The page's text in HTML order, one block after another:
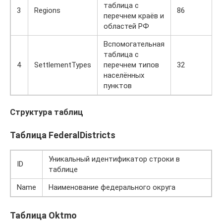
3 Regions
таблица с
перечнем краёв и
областей РФ
86
4 SettlementTypes
Вспомогательная
таблица с
перечнем типов
населённых
пунктов
32
Структура таблиц
Таблица FederalDistricts
ID
Уникальный идентификатор строки в
таблице
Name
Наименование федерального округа
Таблица Oktmo